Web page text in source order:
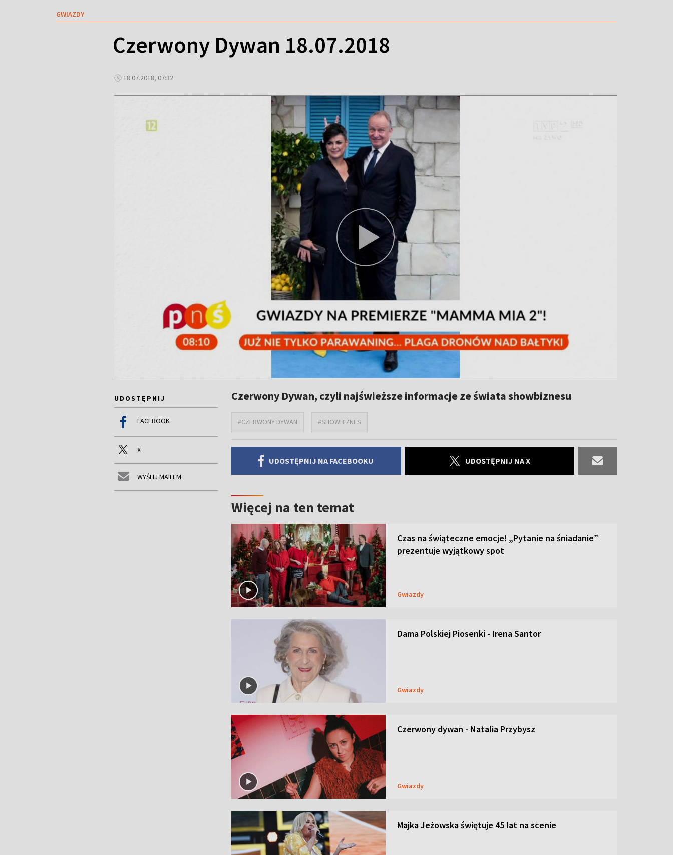
GWIAZDY
Czerwony Dywan 18.07.2018
18.07.2018, 07:32
UDOSTĘPNIJ
FACEBOOK
X
WYŚLIJ MAILEM
Czerwony Dywan, czyli najświeższe informacje ze świata showbiznesu
#CZERWONY DYWAN #SHOWBIZNES
UDOSTĘPNIJ NA FACEBOOKU UDOSTĘPNIJ NA X
Więcej na ten temat
Czas na świąteczne emocje! „Pytanie na śniadanie”
prezentuje wyjątkowy spot
Gwiazdy
Dama Polskiej Piosenki - Irena Santor
Gwiazdy
Czerwony dywan - Natalia Przybysz
Gwiazdy
Majka Jeżowska świętuje 45 lat na scenie